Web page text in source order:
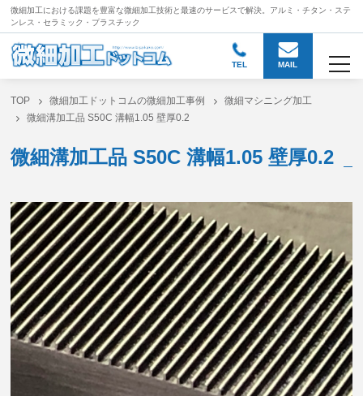
微細加工における課題を豊富な微細加工技術と最速のサービスで解決。アルミ・チタン・ステ
ンレス・セラミック・プラスチック
TEL MAIL
TOP 微細加工ドットコムの微細加工事例
微細マシニング加工
微細溝加工品 S50C 溝幅1.05 壁厚0.2
微細溝加工品 S50C 溝幅1.05 壁厚0.2